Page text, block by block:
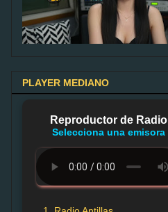
PLAYER MEDIANO
Reproductor de Radio
Selecciona una emisora